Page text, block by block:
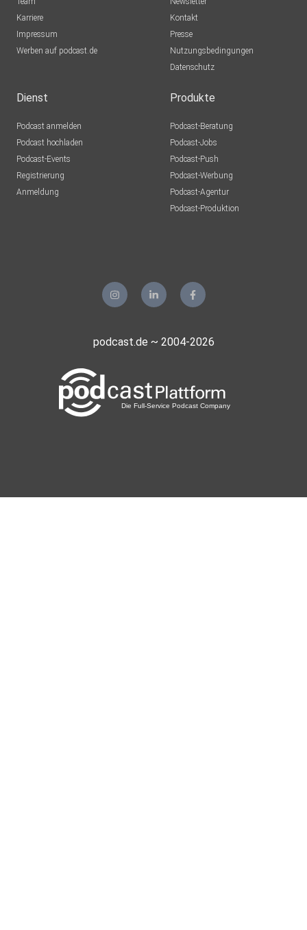
Karriere
Impressum
Werben auf podcast.de
Kontakt
Presse
Nutzungsbedingungen
Datenschutz
Dienst
Podcast anmelden
Podcast hochladen
Podcast-Events
Registrierung
Anmeldung
Produkte
Podcast-Beratung
Podcast-Jobs
Podcast-Push
Podcast-Werbung
Podcast-Agentur
Podcast-Produktion
podcast.de ~ 2004-2026